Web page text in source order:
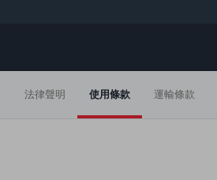
法律聲明 使用條款 運輸條款